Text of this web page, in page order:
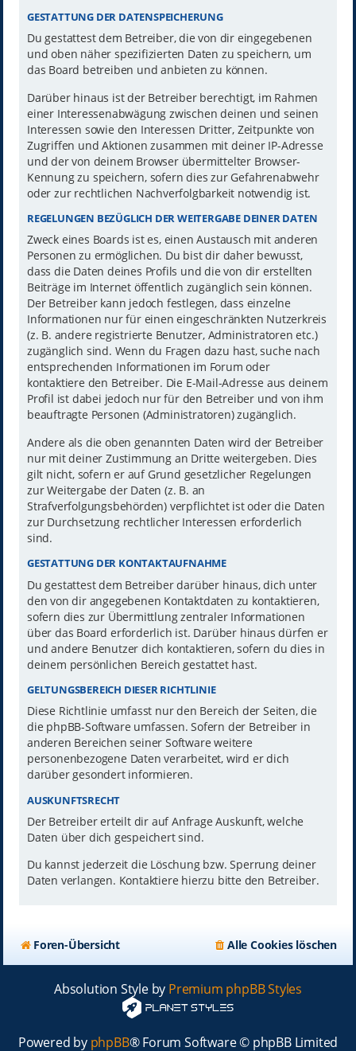
GESTATTUNG DER DATENSPEICHERUNG
Du gestattest dem Betreiber, die von dir eingegebenen
und oben näher spezifizierten Daten zu speichern, um
das Board betreiben und anbieten zu können.
Darüber hinaus ist der Betreiber berechtigt, im Rahmen
einer Interessenabwägung zwischen deinen und seinen
Interessen sowie den Interessen Dritter, Zeitpunkte von
Zugriffen und Aktionen zusammen mit deiner IP-Adresse
und der von deinem Browser übermittelter Browser-
Kennung zu speichern, sofern dies zur Gefahrenabwehr
oder zur rechtlichen Nachverfolgbarkeit notwendig ist.
REGELUNGEN BEZÜGLICH DER WEITERGABE DEINER DATEN
Zweck eines Boards ist es, einen Austausch mit anderen
Personen zu ermöglichen. Du bist dir daher bewusst,
dass die Daten deines Profils und die von dir erstellten
Beiträge im Internet öffentlich zugänglich sein können.
Der Betreiber kann jedoch festlegen, dass einzelne
Informationen nur für einen eingeschränkten Nutzerkreis
(z. B. andere registrierte Benutzer, Administratoren etc.)
zugänglich sind. Wenn du Fragen dazu hast, suche nach
entsprechenden Informationen im Forum oder
kontaktiere den Betreiber. Die E-Mail-Adresse aus deinem
Profil ist dabei jedoch nur für den Betreiber und von ihm
beauftragte Personen (Administratoren) zugänglich.
Andere als die oben genannten Daten wird der Betreiber
nur mit deiner Zustimmung an Dritte weitergeben. Dies
gilt nicht, sofern er auf Grund gesetzlicher Regelungen
zur Weitergabe der Daten (z. B. an
Strafverfolgungsbehörden) verpflichtet ist oder die Daten
zur Durchsetzung rechtlicher Interessen erforderlich
sind.
GESTATTUNG DER KONTAKTAUFNAHME
Du gestattest dem Betreiber darüber hinaus, dich unter
den von dir angegebenen Kontaktdaten zu kontaktieren,
sofern dies zur Übermittlung zentraler Informationen
über das Board erforderlich ist. Darüber hinaus dürfen er
und andere Benutzer dich kontaktieren, sofern du dies in
deinem persönlichen Bereich gestattet hast.
GELTUNGSBEREICH DIESER RICHTLINIE
Diese Richtlinie umfasst nur den Bereich der Seiten, die
die phpBB-Software umfassen. Sofern der Betreiber in
anderen Bereichen seiner Software weitere
personenbezogene Daten verarbeitet, wird er dich
darüber gesondert informieren.
AUSKUNFTSRECHT
Der Betreiber erteilt dir auf Anfrage Auskunft, welche
Daten über dich gespeichert sind.
Du kannst jederzeit die Löschung bzw. Sperrung deiner
Daten verlangen. Kontaktiere hierzu bitte den Betreiber.
Foren-Übersicht Alle Cookies löschen
Absolution Style by Premium phpBB Styles
Powered by phpBB® Forum Software © phpBB Limited